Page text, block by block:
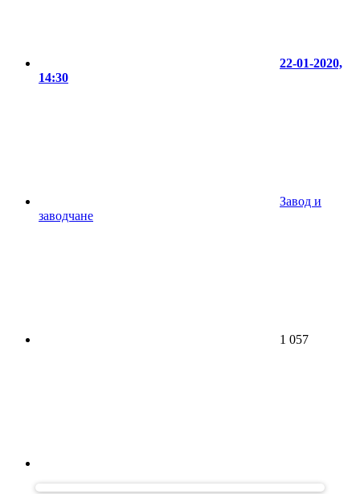
22-01-2020,
14:30
Завод и
заводчане
1 057